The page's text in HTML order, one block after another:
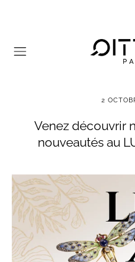
2
Venez découvrir
nouveautés au